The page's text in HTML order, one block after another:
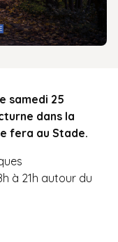
samedi 25
dans la
fera au Stade.
à 21h autour du